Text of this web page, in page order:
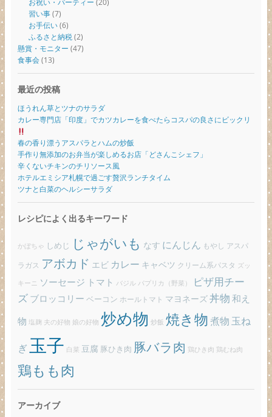
お祝い・パーティー (20)
習い事(7)
お手伝い(6)
ふるさと納税(2)
懸賞・モニター (47)
食事会(13)
最近の投稿
ほうれん草とツナのサラダ
カレー専門店「印度」でカツカレーを食べたらコスパの良さにビックリ
春の香り漂うアスパラとハムの炒飯
手作り無添加のお弁当が楽しめるお店「どさんこシェフ」
辛くないチキンのチリソース風
ホテルエミシア札幌で過ごす贅沢ランチタイム
ツナと白菜のヘルシーサラダ
レシピによく出るキーワード
かぼちゃ しめじ じゃがいも なす にんじん もやし アスパ
ラガス アボカド エビ カレー キャベツ クリーム系パスタ ズッ
キーニ ソーセージ トマト バジル パプリカ（野菜）
ピザ用チー
ズ ブロッコリー ベーコン ホールトマト マヨネーズ丼物 和え
物 塩麹 夫の好物 娘の好物 炒め物 炒飯 焼き物煮物 玉ね
ぎ 玉子 白菜 豆腐 豚ひき肉 豚バラ肉 鶏ひき肉 鶏むね肉
鶏もも肉
アーカイブ